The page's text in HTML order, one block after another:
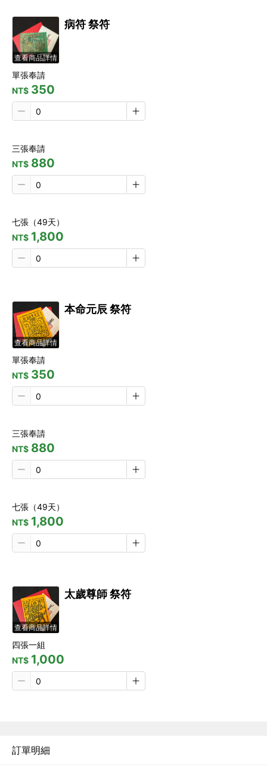
查看商品詳情
病符 祭符
單張奉請
NT$ 350
三張奉請
NT$ 880
七張（49天）
NT$ 1,800
查看商品詳情
本命元辰 祭符
單張奉請
NT$ 350
三張奉請
NT$ 880
七張（49天）
NT$ 1,800
查看商品詳情
太歲尊師 祭符
四張一組
NT$ 1,000
訂單明細